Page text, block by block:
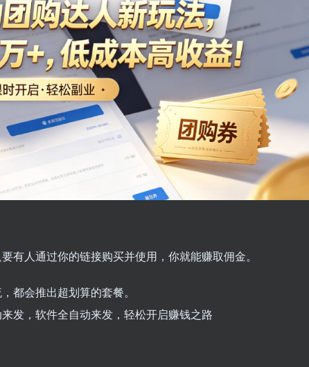
有人通过你的链接购买并使用，你就能赚取佣金。
都会推出超划算的套餐。
发，软件全自动来发，轻松开启赚钱之路